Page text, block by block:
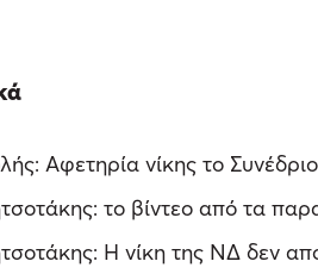
Αφετηρία νίκης το
το βίντεο από τα
Η νίκη της ΝΔ δεν